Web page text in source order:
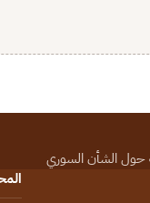
حول الشأن السوري